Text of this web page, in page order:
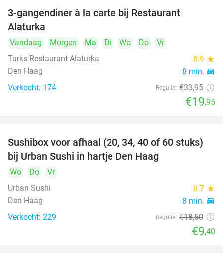
3-gangendiner à la carte bij Restaurant
Alaturka
Vandaag Morgen Ma Di Wo Do
Vr
Turks Restaurant Alaturka
8.9 star
Den Haag 8 min. directions_car
Verkocht: 174 Regulier €33,95
€19,95
49%
Sushibox voor afhaal (20, 34, 40 of 60 stuks)
bij Urban Sushi in hartje Den Haag
Wo Do
Vr
Urban Sushi
8.7 star
Den Haag 8 min. directions_car
Verkocht: 229 Regulier €18,50
€9,40